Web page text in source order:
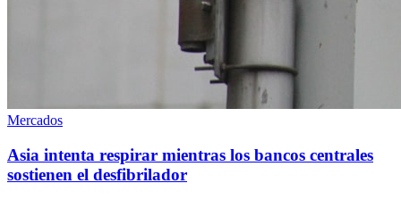
Mercados
Asia intenta respirar mientras los bancos centrales
sostienen el desfibrilador